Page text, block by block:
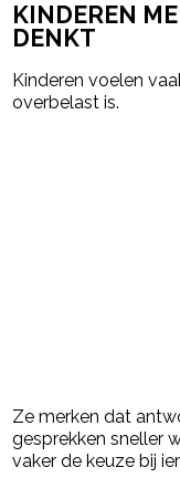
KINDEREN
DENKT
Kinderen voelen
overbelast is.
Ze merken dat
gesprekken sneller
vaker de keuze bij